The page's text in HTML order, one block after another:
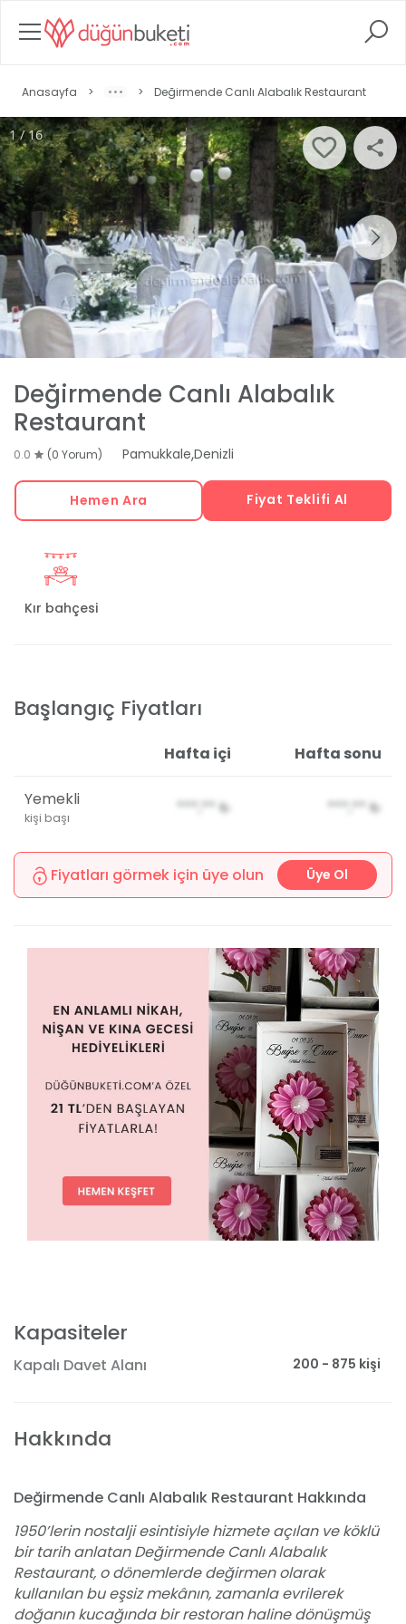
Anasayfa > > Değirmende Canlı Alabalık Restaurant
1 / 16
Değirmende Canlı Alabalık
Restaurant
0.0 (0 Yorum) Pamukkale,Denizli
Hemen Ara Fiyat Teklifi Al
Kır bahçesi
Başlangıç Fiyatları
Hafta içi Hafta sonu
Yemekli
kişi başı
***,** ₺ ***,** ₺
Fiyatları görmek için üye olun Üye Ol
Kapasiteler
Kapalı Davet Alanı 200 - 875 kişi
Hakkında
Değirmende Canlı Alabalık Restaurant Hakkında
1950’lerin nostalji esintisiyle hizmete açılan ve köklü
bir tarih anlatan Değirmende Canlı Alabalık
Restaurant, o dönemlerde değirmen olarak
kullanılan bu eşsiz mekânın, zamanla evrilerek
doğanın kucağında bir restoran haline dönüşmüş